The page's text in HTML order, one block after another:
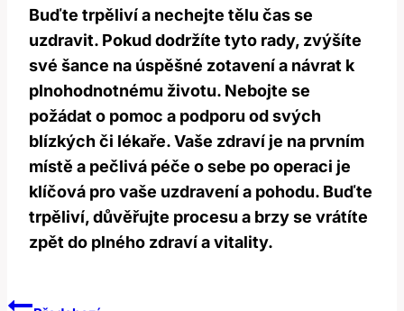
Buďte trpěliví a nechejte tělu čas se
uzdravit. Pokud dodržíte tyto rady, zvýšíte
své šance na úspěšné zotavení a návrat k
plnohodnotnému životu. Nebojte se
požádat o pomoc a podporu od svých
blízkých či lékaře. Vaše zdraví je na prvním
místě a pečlivá péče o sebe po operaci je
klíčová pro vaše uzdravení a pohodu. Buďte
trpěliví, důvěřujte procesu a brzy se vrátíte
zpět do plného zdraví a vitality.